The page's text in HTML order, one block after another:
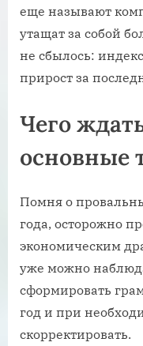
еще называют
утащат за собой
не сбылось:
прирост за
Чего
основные
Помня о
года, осторожно
экономическим
уже можно
сформировать
год и при
скорректировать.